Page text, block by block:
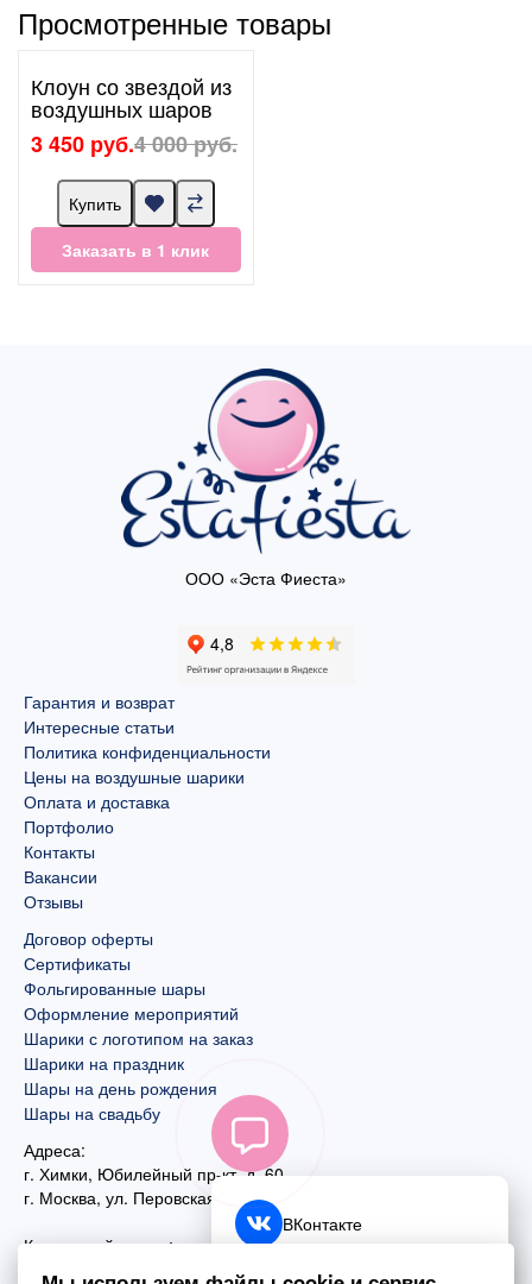
Просмотренные товары
Клоун со звездой из
воздушных шаров
3 450 руб.4 000 руб.
Купить
Заказать в 1 клик
ООО «Эста Фиеста»
Гарантия и возврат
Интересные статьи
Политика конфиденциальности
Цены на воздушные шарики
Оплата и доставка
Портфолио
Контакты
Вакансии
Отзывы
Договор оферты
Сертификаты
Фольгированные шары
Оформление мероприятий
Шарики с логотипом на заказ
Шарики на праздник
Шары на день рождения
Шары на свадьбу
Адреса:
г. Химки, Юбилейный пр-кт, д. 60
г. Москва, ул. Перовская, д. 59
Контактный номер:
ВКонтакте
Telegram